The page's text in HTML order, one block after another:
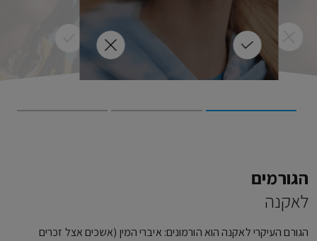
כמו מיתוס אקנה נפוץ אומר ששומן רווי באוכל שאנו צורכים משמעו הגברת השמן בנקבוביות העור, אך האמת היא שאין קשר ישיר בין השניים. עם זאת, תזונה עשירה בשומן רווי עלולה להניע מיקרו דלקות בכל איברי הגוף, כולל העור. לסיכום, בשר שומני וצ'יפס כנראה לא יגרמו לאקנה, אבל רצוי לאכול אותם באופן מתון ומדוד כדי לשמור על הבריאות.
למדו עוד
הגורמים
לאקנה
הגורם העיקרי לאקנה הוא הורמונים: איברי המין (אשכים אצל זכרים